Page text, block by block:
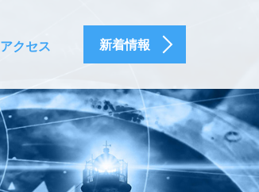
アクセス 新着情報